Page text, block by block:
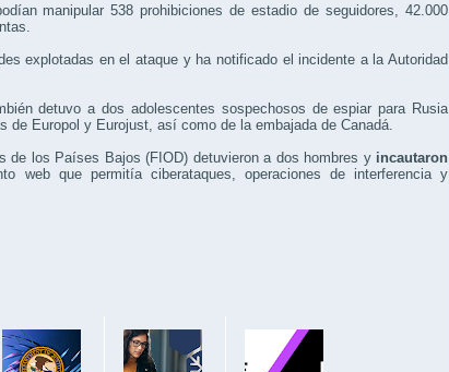
manipular 538 prohibiciones de estadio de seguidores, 42.000
explotadas en el ataque y ha notificado el incidente a la Autoridad
detuvo a dos adolescentes sospechosos de espiar para Rusia
Europol y Eurojust, así como de la embajada de Canadá.
de los Países Bajos (FIOD) detuvieron a dos hombres y incautaron
web que permitía ciberataques, operaciones de interferencia y